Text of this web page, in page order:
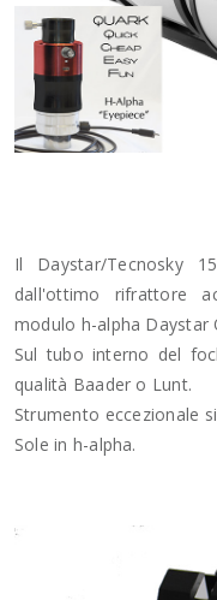
Il Daystar/Tecnosky
dall'ottimo rifrattore
modulo h-alpha Daystar
Sul tubo interno del
qualità Baader o Lunt.
Strumento eccezionale
Sole in h-alpha.